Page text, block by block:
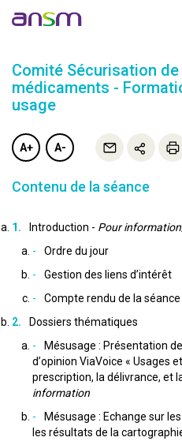
Comité Sécurisation
médicaments -
usage
A+ A-
Contenu de la séance
Introduction - Pour
Ordre du jour
Gestion des liens d’intérêt
Compte rendu de la
Dossiers thématiques
Mésusage : Présentation
d’opinion ViaVoice « Usages
prescription, la délivrance, et
information
Mésusage : Echange sur
les résultats de la